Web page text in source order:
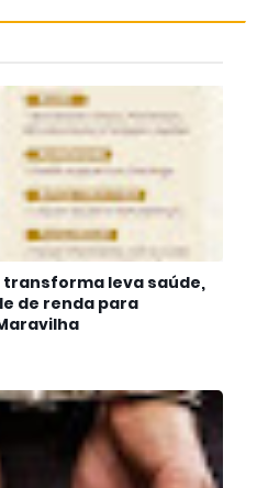
transforma leva saúde,
de renda para